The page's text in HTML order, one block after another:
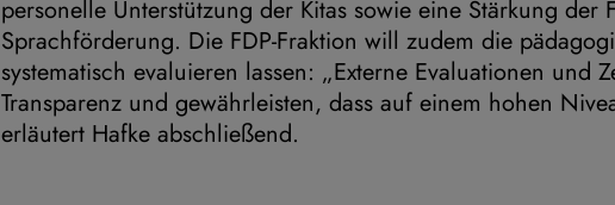
personelle Unterstützung der Kitas sowie eine Stärkung der
Sprachförderung. Die FDP-Fraktion will zudem die
systematisch evaluieren lassen: „Externe Evaluationen und
Transparenz und gewährleisten, dass auf einem hohen
erläutert Hafke abschließend.